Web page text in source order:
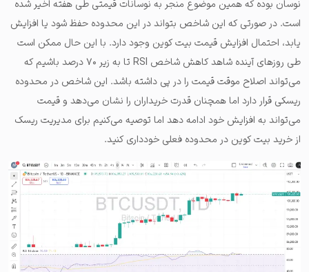
نوسان بوده که همین موضوع منجر به نوسانات قیمتی طی هفته اخیر شده
است. در صورتی که این شاخص بتواند در این محدوده حفظ شود یا افزایش
یابد، احتمال افزایش قیمت بیت کوین وجود دارد. با این حال ممکن است
طی روزهای آينده شاهد کاهش شاخص RSI تا به زیر ۷۰ درصد باشیم که
می‌تواند اصلاح موقت قیمت را در پی داشته باشد. این شاخص در محدوده
ریسکی قرار دارد اما همچنان قدرت خریداران را نشان می‌دهد و قیمت
می‌تواند به افزایش خود ادامه دهد اما توصیه می‌کنیم برای مدیریت ریسک
از خرید بیت کوین در محدوده فعلی خودداری کنید.